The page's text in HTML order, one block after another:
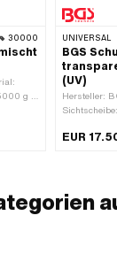
30000
g ·
UNIVERSAL
BGS
(UV)
Hersteller:
EUR